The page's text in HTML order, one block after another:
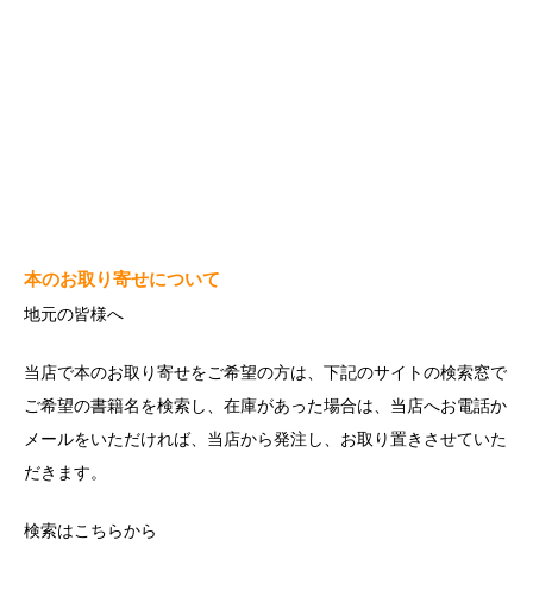
本のお取り寄せについて
地元の皆様へ
当店で本のお取り寄せをご希望の方は、下記のサイトの検索窓で
ご希望の書籍名を検索し、在庫があった場合は、当店へお電話か
メールをいただければ、当店から発注し、お取り置きさせていた
だきます。
検索はこちらから